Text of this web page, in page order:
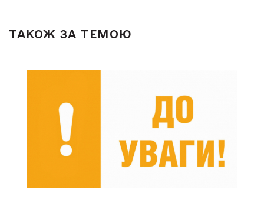
ТАКОЖ ЗА ТЕМОЮ